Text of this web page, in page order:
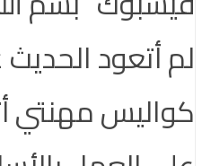
لم أتعود
كواليس مهنتي